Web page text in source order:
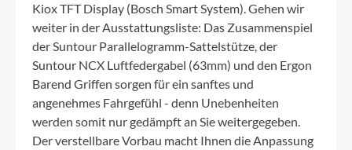
Kiox TFT Display (Bosch Smart System). Gehen wir
weiter in der Ausstattungsliste: Das Zusammenspiel
der Suntour Parallelogramm-Sattelstütze, der
Suntour NCX Luftfedergabel (63mm) und den Ergon
Barend Griffen sorgen für ein sanftes und
angenehmes Fahrgefühl - denn Unebenheiten
werden somit nur gedämpft an Sie weitergegeben.
Der verstellbare Vorbau macht Ihnen die Anpassung